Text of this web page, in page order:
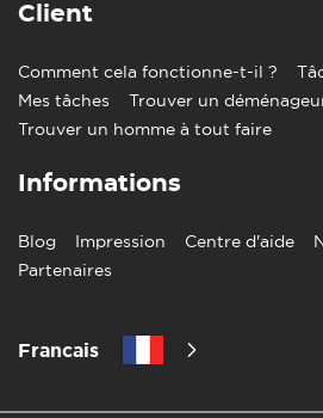
Client
Comment cela fonctionne-t-il ?
Mes tâches
Trouver un
Trouver un homme à tout faire
Informations
Blog Impression Centre d'aide
Partenaires
Francais